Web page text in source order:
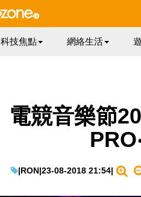
科技焦點 網絡生活
電競音樂節
|RON|23-08-2018 21:54|